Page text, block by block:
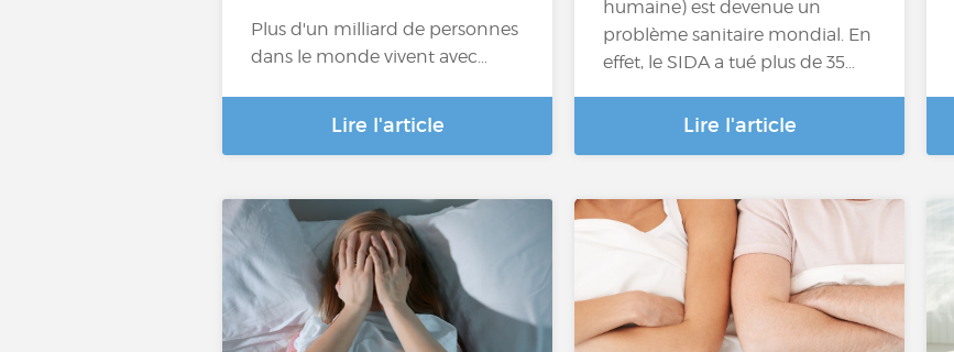
Plus d'un milliard de personnes
dans le monde vivent avec…
Lire l'article
humaine) est devenue un
problème sanitaire mondial. En
effet, le SIDA a tué plus de 35…
Lire l'article